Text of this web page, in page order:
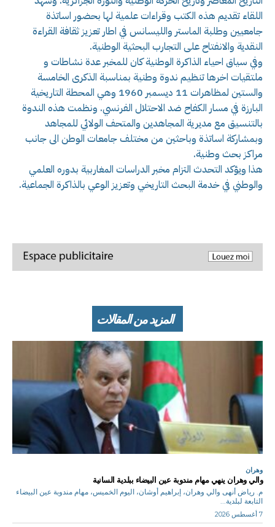
اللقاء تقديم هذه الكتب وقراءات علمية لها بحضور اساتذة
جامعيين وطلبة الماستر والليسانس في اطار تعزيز ثقافة القراءة
النقدية والانفتاح على التجارب البحثية الوطنية.
وفي سياق احياء الذاكرة الوطنية كان للمخبر عدة نشاطات و
ملتقيات اخرها تنظيم ندوة وطنية بمناسبة الذكرى الخامسة
والستين لمظاهرات 11 ديسمبر 1960 وهي المحطة التاريخية
البارزة في مسار الكفاح ضد الاحتلال الفرنسي. ونظمت هذه الندوة
بالتنسيق مع مديرية المجاهدين والمتحف الولائي للمجاهد
وبمشاركة اساتذة وباحثين من مختلف جامعات الوطن الى جانب
مراكز بحث وطنية.
هذا ويؤكد التحدث التزام مخبر الدراسات المغاربية بدوره العلمي
والوطني في خدمة البحث التاريخي وتعزيز الوعي بالذاكرة الجماعية.
المزيد من المقالات
وهران
والي وهران ينهي مهام مندوبة عين البيضاء ببلدية السانية
م. رياض أنهى والي وهران، إبراهيم أوشان، اليوم الخميس، مهام مندوبة عين البيضاء
التابعة لبلدية...
7 أغسطس 2026